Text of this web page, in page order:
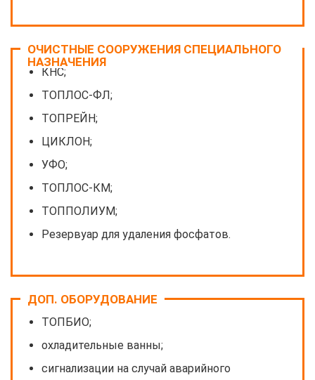
ОЧИСТНЫЕ СООРУЖЕНИЯ СПЕЦИАЛЬНОГО
НАЗНАЧЕНИЯ
КНС;
ТОПЛОС-ФЛ;
ТОПРЕЙН;
ЦИКЛОН;
УФО;
ТОПЛОС-КМ;
ТОППОЛИУМ;
Резервуар для удаления фосфатов.
ДОП. ОБОРУДОВАНИЕ
ТОПБИО;
охладительные ванны;
сигнализации на случай аварийного